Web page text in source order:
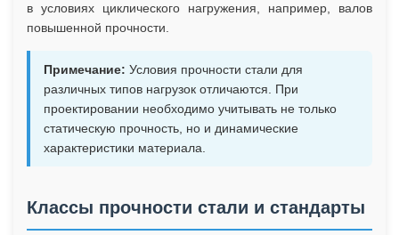
в условиях циклического нагружения, например, валов
повышенной прочности.
Примечание: Условия прочности стали для
различных типов нагрузок отличаются. При
проектировании необходимо учитывать не только
статическую прочность, но и динамические
характеристики материала.
Классы прочности стали и стандарты